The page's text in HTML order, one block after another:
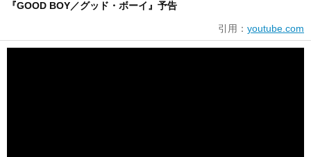
『GOOD BOY／グッド・ボーイ』予告
引用： youtube.com